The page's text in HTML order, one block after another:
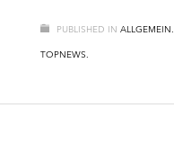
PUBLISHED IN ALLGEMEIN.
TOPNEWS.